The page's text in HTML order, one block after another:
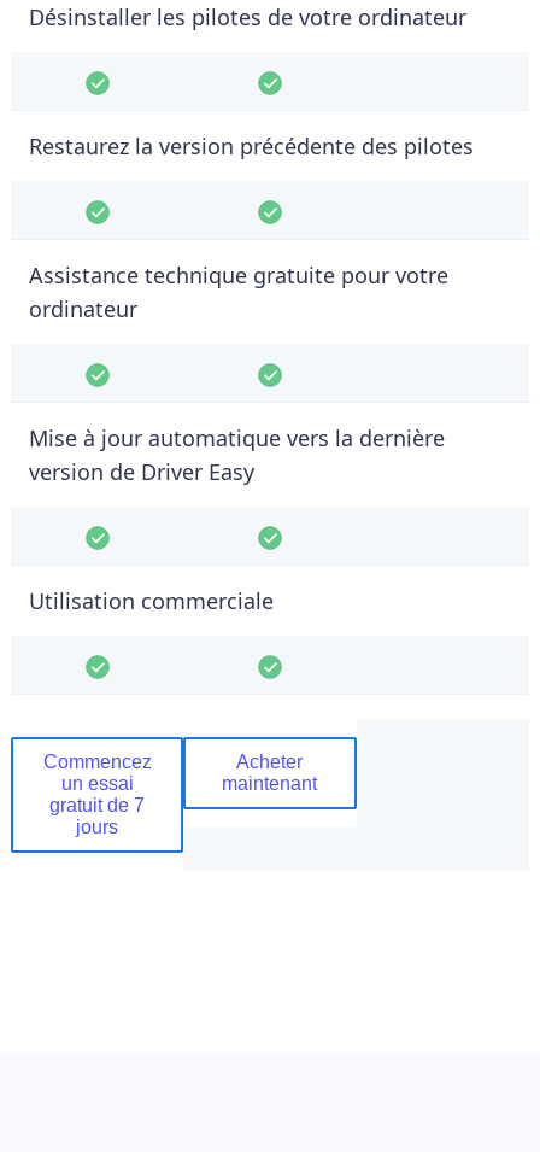
Désinstaller les pilotes de votre ordinateur
Restaurez la version précédente des pilotes
Assistance technique gratuite pour votre
ordinateur
Mise à jour automatique vers la dernière
version de Driver Easy
Utilisation commerciale
Commencez
un essai
gratuit de 7
jours
Acheter
maintenant